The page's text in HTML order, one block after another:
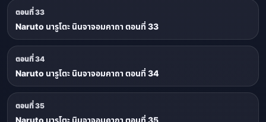
ตอนที่ 33
Naruto นารูโตะ นินจาจอมคาถา ตอนที่ 33
ตอนที่ 34
Naruto นารูโตะ นินจาจอมคาถา ตอนที่ 34
ตอนที่ 35
Naruto นารูโตะ นินจาจอมคาถา ตอนที่ 35